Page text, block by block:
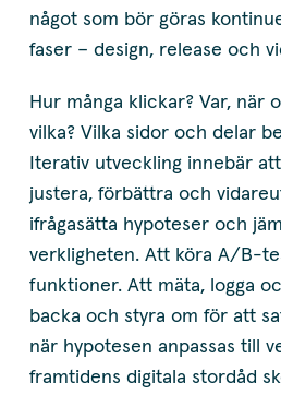
något som bör göras
faser – design, release och
Hur många klickar? Var, när
vilka? Vilka sidor och delar
Iterativ utveckling innebär
justera, förbättra och
ifrågasätta hypoteser och
verkligheten. Att köra A/B-
funktioner. Att mäta, logga
backa och styra om för att
när hypotesen anpassas till
framtidens digitala stordåd